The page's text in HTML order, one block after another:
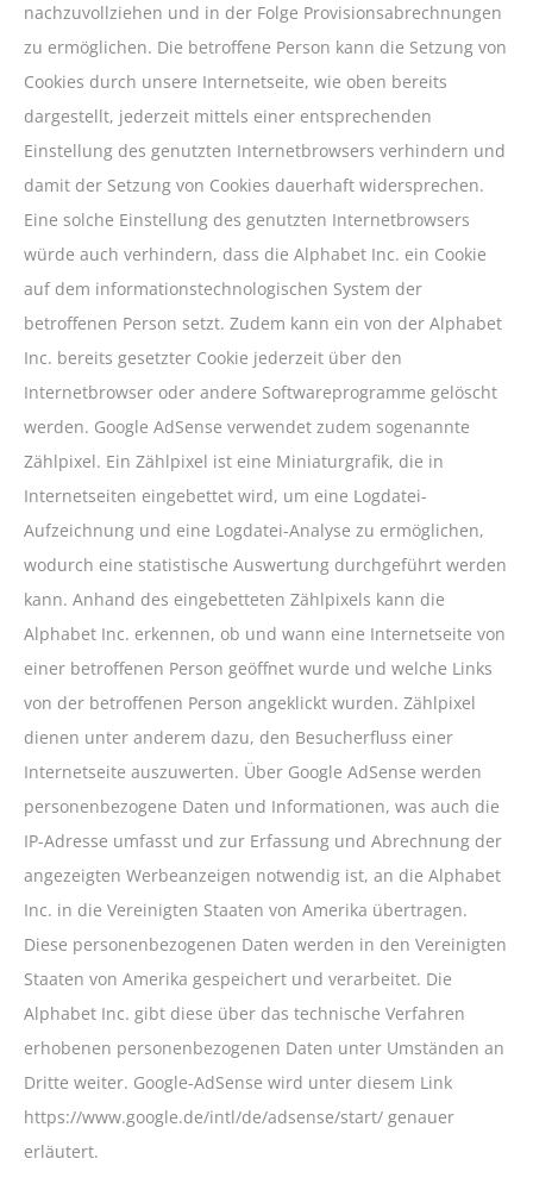
nachzuvollziehen und in der Folge Provisionsabrechnungen
zu ermöglichen. Die betroffene Person kann die Setzung von
Cookies durch unsere Internetseite, wie oben bereits
dargestellt, jederzeit mittels einer entsprechenden
Einstellung des genutzten Internetbrowsers verhindern und
damit der Setzung von Cookies dauerhaft widersprechen.
Eine solche Einstellung des genutzten Internetbrowsers
würde auch verhindern, dass die Alphabet Inc. ein Cookie
auf dem informationstechnologischen System der
betroffenen Person setzt. Zudem kann ein von der Alphabet
Inc. bereits gesetzter Cookie jederzeit über den
Internetbrowser oder andere Softwareprogramme gelöscht
werden. Google AdSense verwendet zudem sogenannte
Zählpixel. Ein Zählpixel ist eine Miniaturgrafik, die in
Internetseiten eingebettet wird, um eine Logdatei-
Aufzeichnung und eine Logdatei-Analyse zu ermöglichen,
wodurch eine statistische Auswertung durchgeführt werden
kann. Anhand des eingebetteten Zählpixels kann die
Alphabet Inc. erkennen, ob und wann eine Internetseite von
einer betroffenen Person geöffnet wurde und welche Links
von der betroffenen Person angeklickt wurden. Zählpixel
dienen unter anderem dazu, den Besucherfluss einer
Internetseite auszuwerten. Über Google AdSense werden
personenbezogene Daten und Informationen, was auch die
IP-Adresse umfasst und zur Erfassung und Abrechnung der
angezeigten Werbeanzeigen notwendig ist, an die Alphabet
Inc. in die Vereinigten Staaten von Amerika übertragen.
Diese personenbezogenen Daten werden in den Vereinigten
Staaten von Amerika gespeichert und verarbeitet. Die
Alphabet Inc. gibt diese über das technische Verfahren
erhobenen personenbezogenen Daten unter Umständen an
Dritte weiter. Google-AdSense wird unter diesem Link
https://www.google.de/intl/de/adsense/start/ genauer
erläutert.